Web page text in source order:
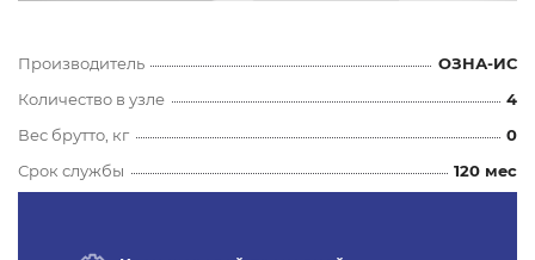
Производитель
ОЗНА-ИС
Количество в узле
4
Вес брутто, кг
0
Срок службы
120 мес